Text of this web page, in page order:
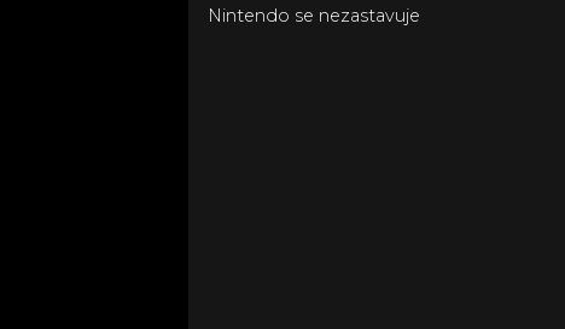
Nintendo se nezastavuje